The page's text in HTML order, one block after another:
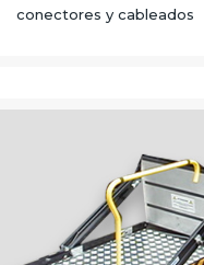
conectores y cableados